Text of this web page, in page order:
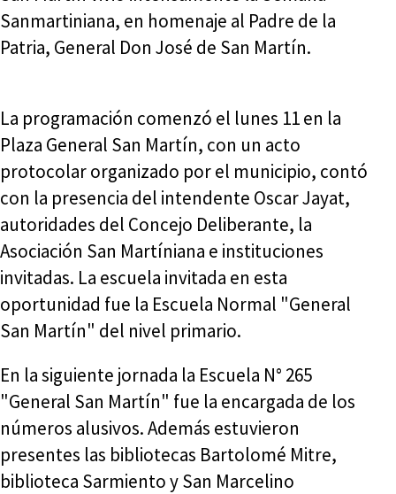
Sanmartiniana, en homenaje al Padre de la
Patria, General Don José de San Martín.
La programación comenzó el lunes 11 en la
Plaza General San Martín, con un acto
protocolar organizado por el municipio, contó
con la presencia del intendente Oscar Jayat,
autoridades del Concejo Deliberante, la
Asociación San Martíniana e instituciones
invitadas. La escuela invitada en esta
oportunidad fue la Escuela Normal "General
San Martín" del nivel primario.
En la siguiente jornada la Escuela N° 265
"General San Martín" fue la encargada de los
números alusivos. Además estuvieron
presentes las bibliotecas Bartolomé Mitre,
biblioteca Sarmiento y San Marcelino